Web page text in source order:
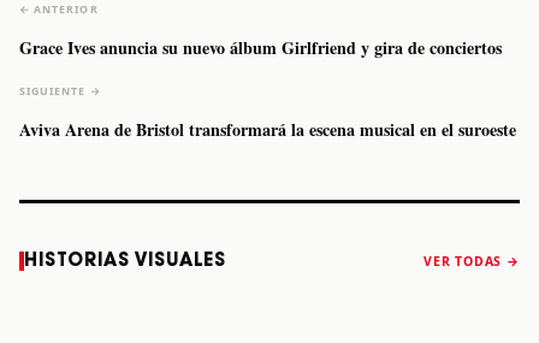
← ANTERIOR
Grace Ives anuncia su nuevo álbum Girlfriend y gira de conciertos
SIGUIENTE →
Aviva Arena de Bristol transformará la escena musical en el suroeste
HISTORIAS VISUALES VER TODAS →
Caifanes regresa
a Monterrey el
Fallece Felipe
Staiti, guitarrista
anuncia “Reality